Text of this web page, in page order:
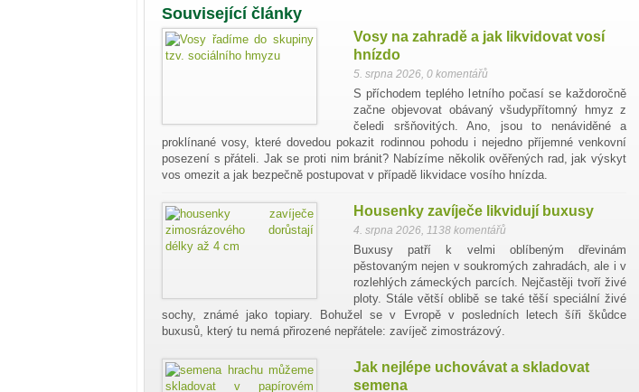
Související články
Vosy na zahradě a jak likvidovat vosí
hnízdo
5. srpna 2026, 0 komentářů
S příchodem teplého letního počasí se každoročně
začne objevovat obávaný všudypřítomný hmyz z
čeledi sršňovitých. Ano, jsou to nenáviděné a
proklínané vosy, které dovedou pokazit rodinnou pohodu i nejedno příjemné venkovní
posezení s přáteli. Jak se proti nim bránit? Nabízíme několik ověřených rad, jak výskyt
vos omezit a jak bezpečně postupovat v případě likvidace vosího hnízda.
Housenky zavíječe likvidují buxusy
4. srpna 2026, 1138 komentářů
Buxusy patří k velmi oblíbeným dřevinám
pěstovaným nejen v soukromých zahradách, ale i v
rozlehlých zámeckých parcích. Nejčastěji tvoří živé
ploty. Stále větší oblibě se také těší speciální živé
sochy, známé jako topiary. Bohužel se v Evropě v posledních letech šíři škůdce
buxusů, který tu nemá přirozené nepřátele: zavíječ zimostrázový.
Jak nejlépe uchovávat a skladovat
semena